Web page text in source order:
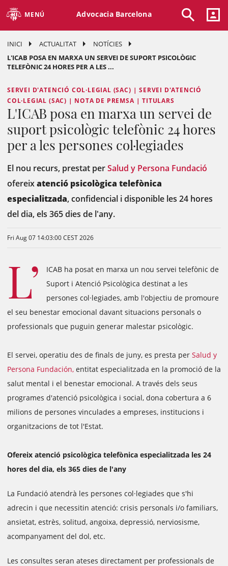
MENÚ Advocacia Barcelona
INICI ACTUALITAT
NOTÍCIES
L'ICAB POSA EN MARXA UN SERVEI DE SUPORT PSICOLÒGIC
TELEFÒNIC 24 HORES PER A LES ...
SERVEI D'ATENCIÓ COL·LEGIAL (SAC) | SERVEI D'ATENCIÓ
COL·LEGIAL (SAC) | NOTA DE PREMSA | TITULARS
L'ICAB posa en marxa un servei de
suport psicològic telefònic 24 hores
per a les persones col·legiades
El nou recurs, prestat perSalud y Persona Fundació
ofereixatenció psicològica telefònica
especialitzada, confidencial i disponible les 24 hores
del dia, els 365 dies de l'any.
Fri Aug 07 14:03:00 CEST 2026
L’
ICAB ha posat en marxa un nou servei telefònic de
Suport i Atenció Psicològica destinat a les
persones col·legiades, amb l'objectiu de promoure
el seu benestar emocional davant situacions personals o
professionals que puguin generar malestar psicològic.
El servei, operatiu des de finals de juny, es presta per Salud y
Persona Fundación, entitat especialitzada en la promoció de la
salut mental i el benestar emocional. A través dels seus
programes d'atenció psicològica i social, dona cobertura a 6
milions de persones vinculades a empreses, institucions i
organitzacions de tot l'Estat.
Ofereix atenció psicològica telefònica especialitzada les 24
hores del dia, els 365 dies de l'any
La Fundació atendrà les persones col·legiades que s'hi
adrecin i que necessitin atenció: crisis personals i/o familiars,
ansietat, estrès, solitud, angoixa, depressió, nerviosisme,
acompanyament del dol, etc.
Les consultes seran ateses directament per professionals de